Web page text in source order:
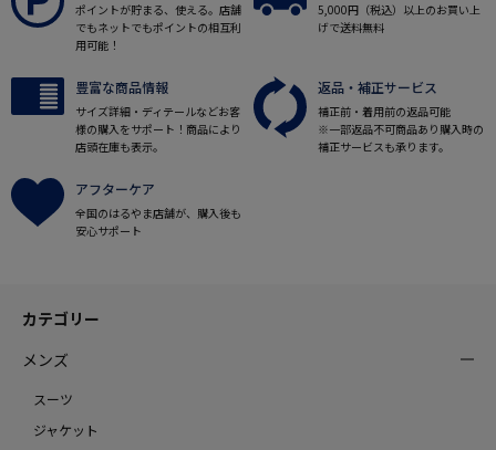
ポイントが貯まる、使える。店舗
でもネットでもポイントの相互利
用可能！
5,000円（税込）以上のお買い上
げで送料無料
豊富な商品情報
サイズ詳細・ディテールなどお客
様の購入をサポート！商品により
店頭在庫も表示。
返品・補正サービス
補正前・着用前の返品可能
※一部返品不可商品あり購入時の
補正サービスも承ります。
アフターケア
全国のはるやま店舗が、購入後も
安心サポート
カテゴリー
メンズ
スーツ
ジャケット